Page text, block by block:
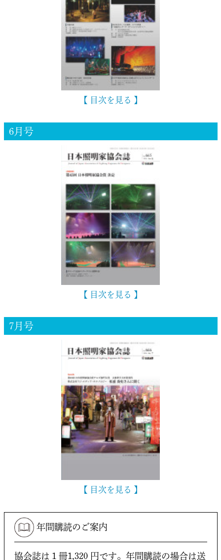
【 目次を見る 】
6月号
【 目次を見る 】
7月号
【 目次を見る 】
年間購読のご案内
協会誌は１冊1,320 円です。年間購読の場合は送